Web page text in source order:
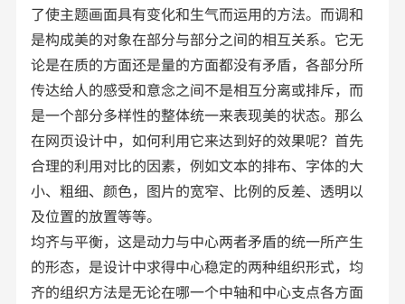
了使主题画面具有变化和生气而运用的方法。而调和
是构成美的对象在部分与部分之间的相互关系。它无
论是在质的方面还是量的方面都没有矛盾，各部分所
传达给人的感受和意念之间不是相互分离或排斥，而
是一个部分多样性的整体统一来表现美的状态。那么
在网页设计中，如何利用它来达到好的效果呢？首先
合理的利用对比的因素，例如文本的排布、字体的大
小、粗细、颜色，图片的宽窄、比例的反差、透明以
及位置的放置等等。
均齐与平衡，这是动力与中心两者矛盾的统一所产生
的形态，是设计中求得中心稳定的两种组织形式，均
齐的组织方法是无论在哪一个中轴和中心支点各方面